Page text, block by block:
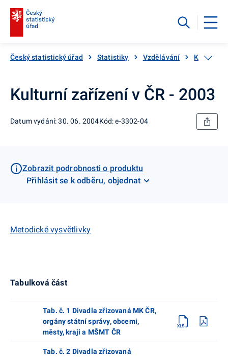
Český statistický úřad Statistiky Vzdělávání Katalog
Kulturní zařízení v ČR - 2003
Datum vydání: 30. 06. 2004Kód: e-3302-04
Zobrazit podrobnosti o produktu
Přihlásit se k odběru, objednat
Metodické vysvětlivky
Tabulková část
Tab. č. 1 Divadla zřizovaná MK ČR,
orgány státní správy, obcemi,
městy, kraji a MŠMT ČR
Tab. č. 2 Divadla zřizovaná